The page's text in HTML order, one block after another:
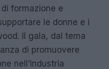
formazione e
le donne e i
Il gala, dal tema
di promuovere
nell’industria